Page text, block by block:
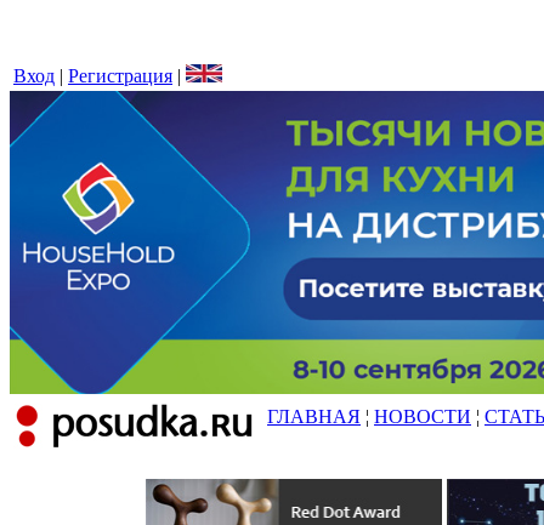
Вход | Регистрация |
ГЛАВНАЯ ¦ НОВОСТИ ¦